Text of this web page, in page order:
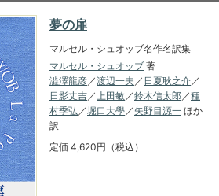
夢の扉
マルセル・シュオッブ名作名訳集
マルセル・シュオッブ 著
澁澤龍彦／渡辺一夫 ／ 日夏耿之介／
日影丈吉／上田敏／鈴木信太郎／種
村季弘／堀口大學／ 矢野目源一 ほか
訳
定価 4,620円（税込）